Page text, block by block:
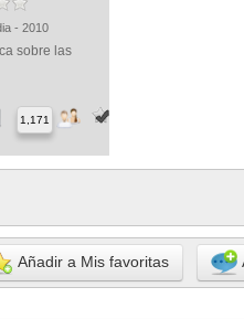
- 2010
sobre las
1,171
Añadir a Mis favoritas